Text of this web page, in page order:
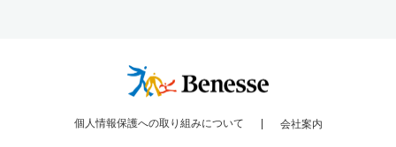
個人情報保護への取り組みについて 会社案内